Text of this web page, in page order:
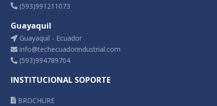
(593)991211073
Guayaquil
Guayaquil - Ecuador
info@techecuadorindustrial.com
(593)994789704
INSTITUCIONAL SOPORTE
BROCHURE